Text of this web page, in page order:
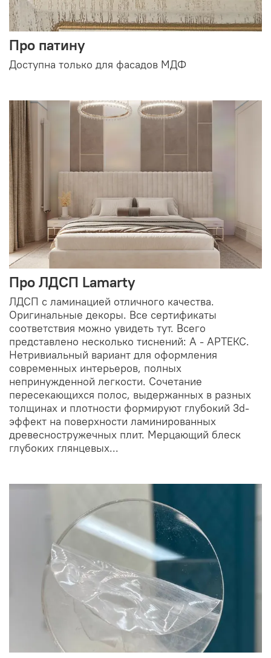
Про патину
Доступна только для фасадов МДФ
Про ЛДСП Lamarty
ЛДСП с ламинацией отличного качества.
Оригинальные декоры. Все сертификаты
соответствия можно увидеть тут. Всего
представлено несколько тиснений: A - АРТЕКС.
Нетривиальный вариант для оформления
современных интерьеров, полных
непринужденной легкости. Сочетание
пересекающихся полос, выдержанных в разных
толщинах и плотности формируют глубокий 3d-
эффект на поверхности ламинированных
древесностружечных плит. Мерцающий блеск
глубоких глянцевых...